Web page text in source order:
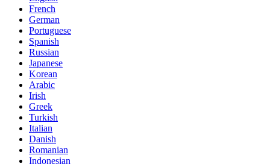
French
German
Portuguese
Spanish
Russian
Japanese
Korean
Arabic
Irish
Greek
Turkish
Italian
Danish
Romanian
Indonesian